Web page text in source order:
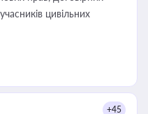
цивільних
+45